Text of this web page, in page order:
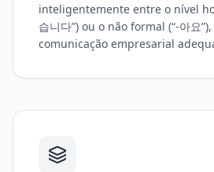
inteligentemente entre o nível
습니다”) ou o não formal (“-아요
comunicação empresarial